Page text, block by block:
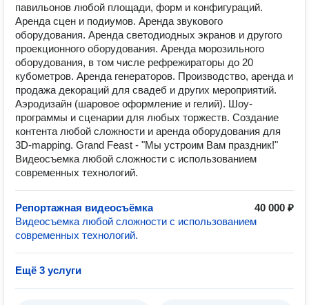
павильонов любой площади, форм и конфигураций.
Аренда сцен и подиумов. Аренда звукового
оборудования. Аренда светодиодных экранов и другого
проекционного оборудования. Аренда морозильного
оборудования, в том числе рефрежираторы до 20
кубометров. Аренда генераторов. Производство, аренда и
продажа декораций для свадеб и других мероприятий.
Аэродизайн (шаровое оформление и гелий). Шоу-
программы и сценарии для любых торжеств. Создание
контента любой сложности и аренда оборудования для
3D-mapping. Grand Feast - "Мы устроим Вам праздник!"
Видеосъемка любой сложности с использованием
современных технологий.
Репортажная видеосъёмка
40 000 ₽
Видеосъемка любой сложности с использованием
современных технологий.
Ещё 3 услуги